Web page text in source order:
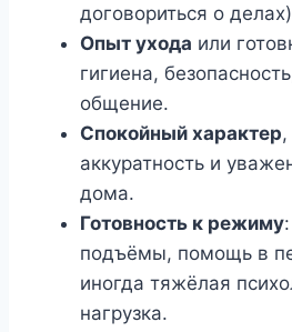
договориться о
Опыт ухода или
гигиена,
общение.
Спокойный характер
аккуратность и
дома.
Готовность к режиму
подъёмы, помощь в
иногда тяжёлая
нагрузка.